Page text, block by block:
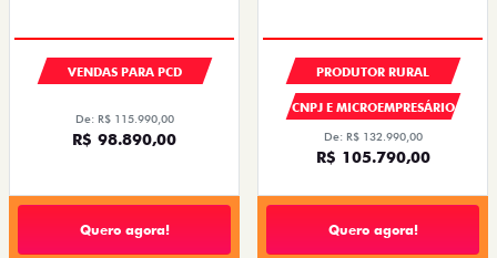
VENDAS PARA PCD
De: R$ 115.990,00
R$ 98.890,00
Quero agora!
PRODUTOR RURAL
CNPJ E MICROEMPRESÁRIO
De: R$ 132.990,00
R$ 105.790,00
Quero agora!